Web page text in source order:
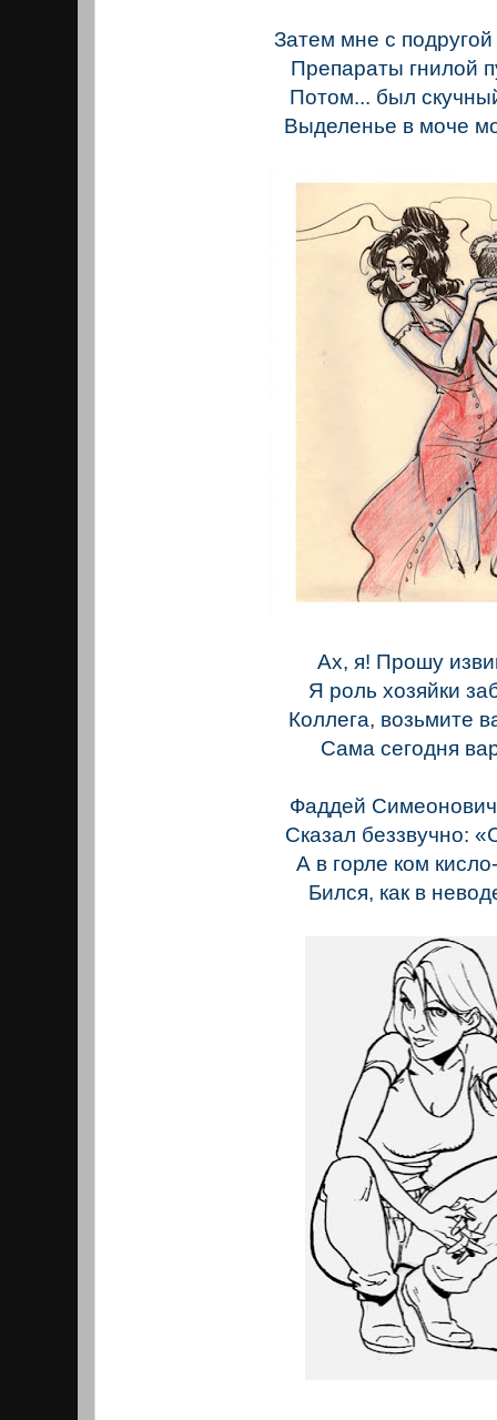
Затем мне с
Препараты гнилой
Потом... был
Выделенье в моче
Ах, я! Прошу
Я роль хозяйки
Коллега, возьмите
Сама сегодня
Фаддей
Сказал беззвучно:
А в горле ком
Бился, как в